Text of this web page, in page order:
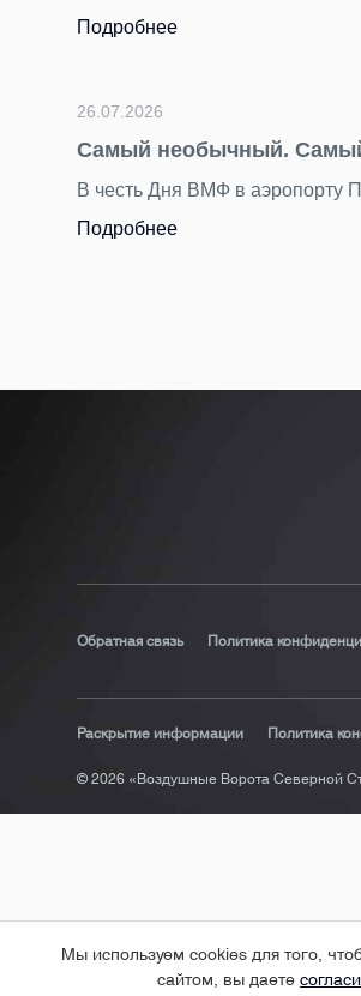
Подробнее
26.07.2026
Самый необычный.
В честь Дня ВМФ в аэропорту
Подробнее
Обратная связь Политика
Раскрытие информации Политика
© 2026 «Воздушные Ворота Северной
Мы используем cookies для того,
сайтом, вы даете